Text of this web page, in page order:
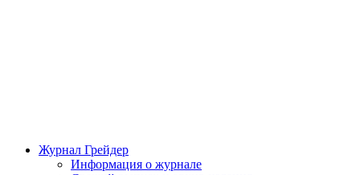
Журнал Грейдер
Информация о журнале